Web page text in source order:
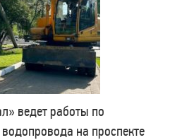
ведет работы по
на проспекте